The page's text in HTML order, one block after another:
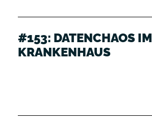
#153: DATENCHAOS IM
KRANKENHAUS